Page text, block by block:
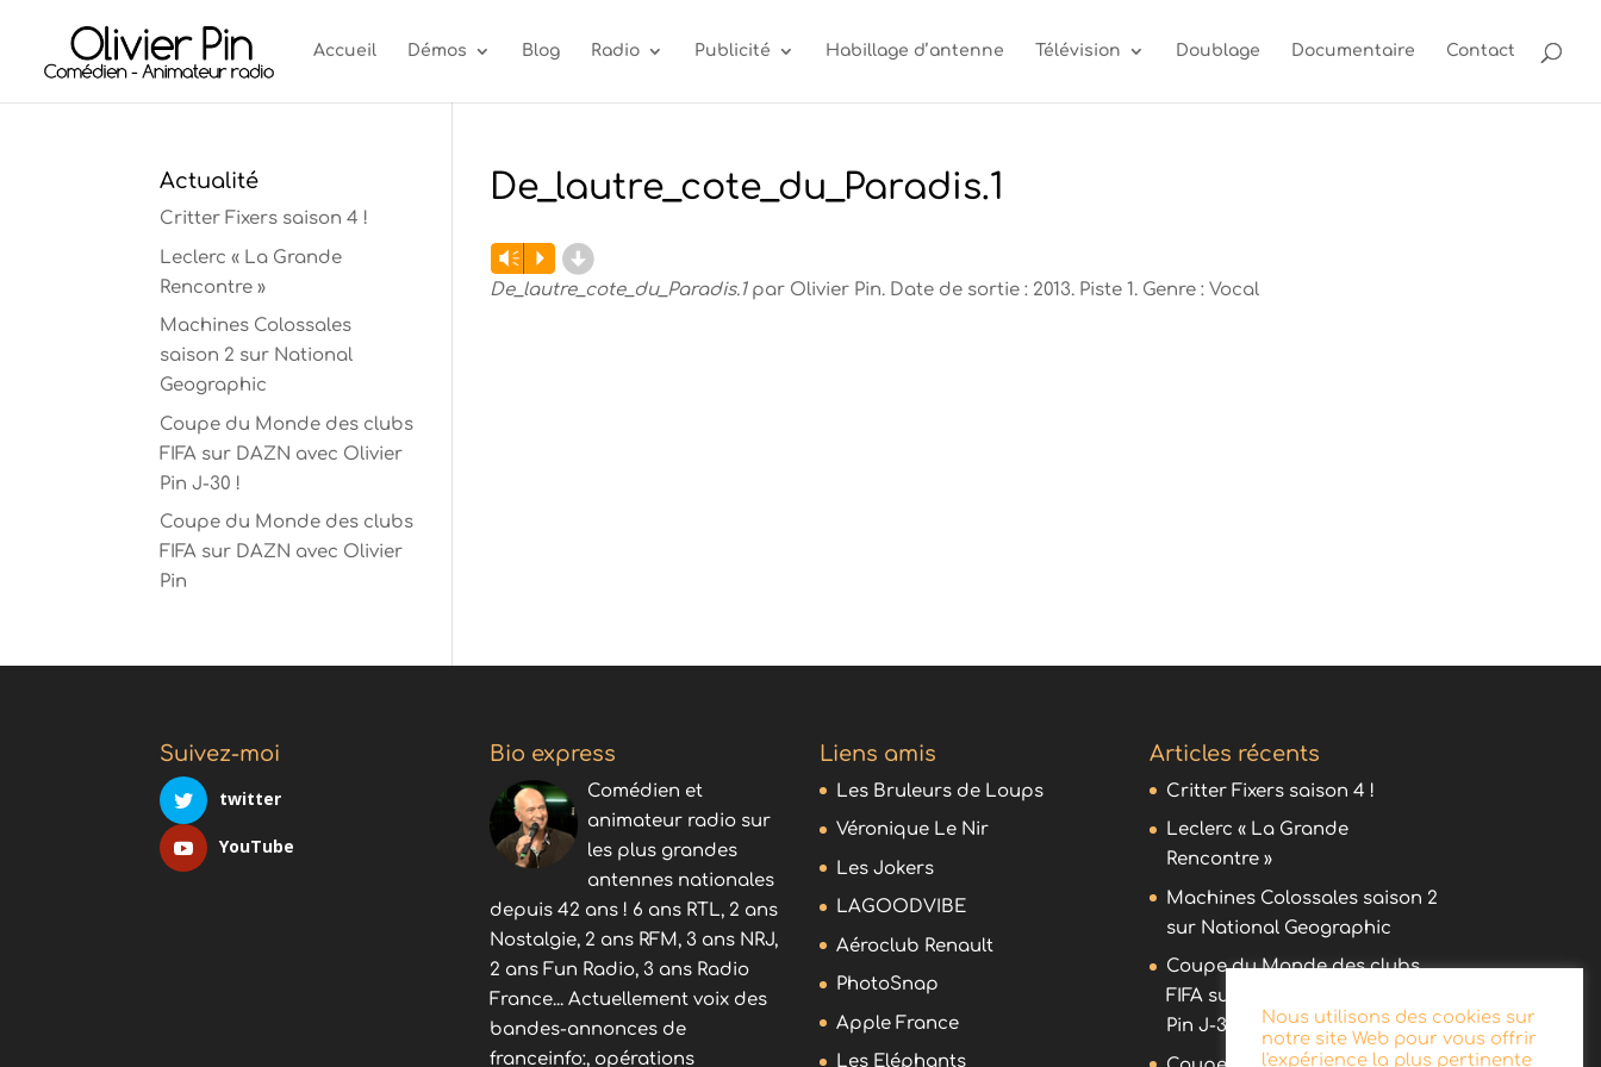
Accueil Démos Blog Radio Publicité Habillage d’antenne Télévision Doublage Documentaire Contact
De_lautre_cote_du_Paradis.1
Lecteur
audio
Vm P d
De_lautre_cote_du_Paradis.1par Olivier Pin. Date de sortie : 2013. Piste 1. Genre : Vocal
Actualité
Critter Fixers saison 4 !
Leclerc « La Grande
Rencontre »
Machines Colossales
saison 2 sur National
Geographic
Coupe du Monde des clubs
FIFA sur DAZN avec Olivier
Pin J-30 !
Coupe du Monde des clubs
FIFA sur DAZN avec Olivier
Pin
Suivez-moi
twitter
YouTube
Bio express
Comédien et
animateur radio sur
les plus grandes
antennes nationales
depuis 42 ans ! 6 ans RTL, 2 ans
Nostalgie, 2 ans RFM, 3 ans NRJ,
2 ans Fun Radio, 3 ans Radio
France... Actuellement voix des
bandes-annonces de
franceinfo:, opérations
Liens amis
Les Bruleurs de Loups
Véronique Le Nir
Les Jokers
LAGOODVIBE
Aéroclub Renault
PhotoSnap
Apple France
Les Eléphants
Articles récents
Critter Fixers saison 4 !
Leclerc « La Grande
Rencontre »
Machines Colossales saison 2
sur National Geographic
Coupe du Monde des clubs
FIFA sur DAZN avec Olivier
Pin J-30 !
Nous utilisons des cookies sur
notre site Web pour vous offrir
l'expérience la plus pertinente